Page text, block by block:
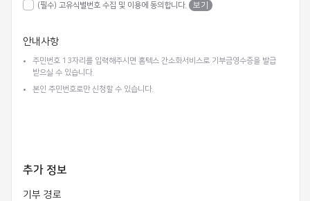
(필수) 고유식별번호 수집 및 이용에 동의합니다. 보기
안내사항
주민번호 13자리를 입력해주시면 홈텍스 간소화서비스로 기부금영수증을 발급
받으실 수 있습니다.
본인 주민번호로만 신청할 수 있습니다.
추가 정보
기부 경로